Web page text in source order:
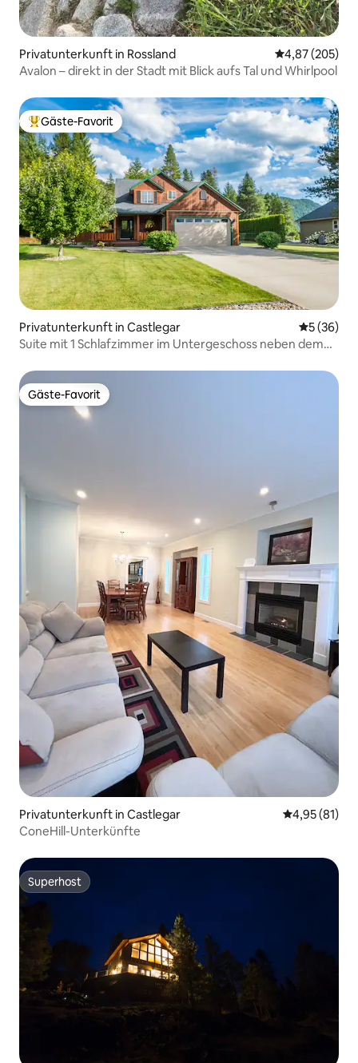
Privatunterkunft in Rossland
4,87 (205)
Avalon – direkt in der Stadt mit Blick aufs Tal und Whirlpool
Beliebter Gäste-Favorit.
Gäste-Favorit
Privatunterkunft in Castlegar
5 (36)
Suite mit 1 Schlafzimmer im Untergeschoss neben dem
Gäste-Favorit
Gäste-Favorit
Privatunterkunft in Castlegar
4,95 (81)
ConeHill-Unterkünfte
Superhost
Superhost